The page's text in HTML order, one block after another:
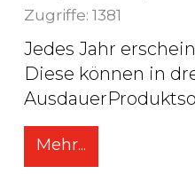
Zugriffe: 1381
Jedes Jahr
Diese können in drei
Mehr...